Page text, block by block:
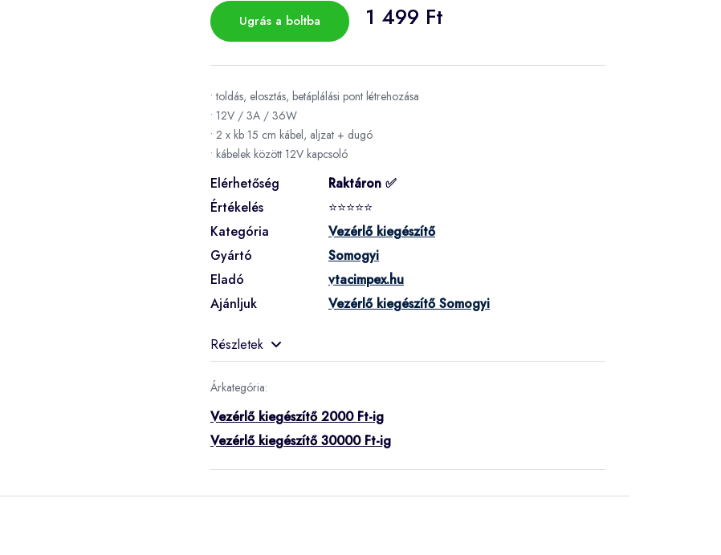
Ugrás a boltba 1 499 Ft
• toldás, elosztás, betáplálási pont létrehozása
• 12V / 3A / 36W
• 2 x kb 15 cm kábel, aljzat + dugó
• kábelek között 12V kapcsoló
Elérhetőség
Raktáron ✅
Értékelés
⭐⭐⭐⭐⭐
Kategória
Vezérlő kiegészítő
Gyártó
Somogyi
Eladó
vtacimpex.hu
Ajánljuk
Vezérlő kiegészítő Somogyi
Részletek
Árkategória:
Vezérlő kiegészítő 2000 Ft-ig
Vezérlő kiegészítő 30000 Ft-ig